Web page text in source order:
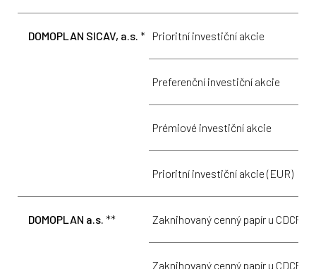
DOMOPLAN SICAV, a.s. * Prioritní investiční akcie
Preferenční investiční akcie
Prémiové investiční akcie
Prioritní investiční akcie (EUR)
DOMOPLAN a.s. ** Zaknihovaný cenný papír u CDCP
Zaknihovaný cenný papír u CDCP